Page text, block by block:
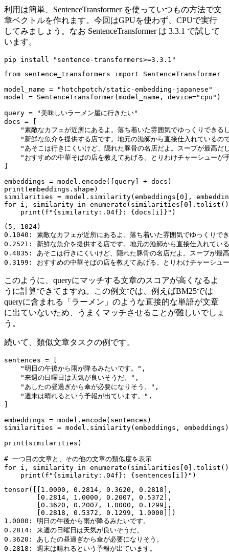
利用は簡単、SentenceTransformer を使っていつもの方法で文
章ベクトルを作れます。今回はGPUを使わず、CPUで実行
してみましょう。なお SentenceTransformer は 3.3.1 で試して
います。
from sentence_transformers import SentenceTransformer
model_name =
"hotchpotch/static-embedding-japanese"
model = SentenceTransformer(model_name, device="cpu" )
query =
"美味しいラーメン屋に行きたい"
docs = [
"素敵なカフェが近所にあるよ。落ち着いた雰囲気でゆっくりでき
"新鮮な魚介を提供する店です。地元の漁師から直接仕入れている
"あそこは行きにくいけど、隠れた豚骨の名店だよ。スープが最高だ
"おすすめの中華そばの店を教えてあげる。とりわけチャーシューが
print (embeddings.shape)
similarities = model.similarity(embeddings[ 0 ],
for i, similarity in enumerate (similarities[ 0
print ( f" {similarity: .04f} : {docs[i]} "
(5, 1024)
0.1040: 素敵なカフェが近所にあるよ。落ち着いた雰囲気でゆっくりで
0.2521: 新鮮な魚介を提供する店です。地元の漁師から直接仕入れてい
0.4835: あそこは行きにくいけど、隠れた豚骨の名店だよ。スープが最
このように、queryにマッチする文章のスコアが高くなるよ
うに計算できてますね。この例文では、例えばBM25では
queryに含まれる「ラーメン」のような直接的な単語が文章
に出ていないため、うまくマッチさせることが難しいでしょ
う。
続いて、類似文章タスクの例です。
sentences = [
"明日の午後から雨が降るみたいです。" ,
"来週の日曜日は天気が良いそうだ。" ,
"あしたの昼過ぎから傘が必要になりそう。" ,
"週末は晴れるという予報が出ています。" ,
embeddings = model.encode(sentences)
similarities = model.similarity(embeddings, embeddings)
print (similarities)
# 一つ目の文章と、その他の文章の類似度を表示
for i, similarity in enumerate (similarities[ 0
print ( f" {similarity: .04f} : {sentences[i]} "
tensor([[1.0000, 0.2814, 0.3620, 0.2818],
        [0.2814, 1.0000, 0.2007, 0.5372],
        [0.3620, 0.2007, 1.0000, 0.1299],
        [0.2818, 0.5372, 0.1299, 1.0000]])
1.0000: 明日の午後から雨が降るみたいです。
0.2814: 来週の日曜日は天気が良いそうだ。
0.3620: あしたの昼過ぎから傘が必要になりそう。